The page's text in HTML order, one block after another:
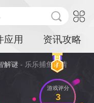
应用 资讯攻略
解谜 - 乐乐捕鱼详情
游戏评分
3